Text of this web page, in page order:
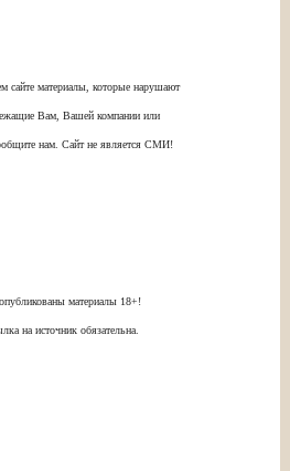
сайте материалы, которые нарушают
Вам, Вашей компании или
нам. Сайт не является СМИ!
материалы 18+!
на источник обязательна.